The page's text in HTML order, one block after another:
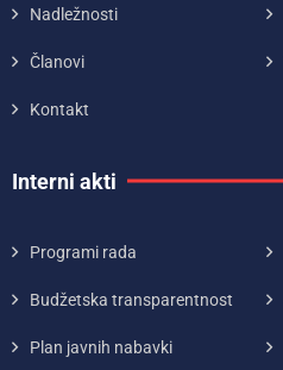
Nadležnosti
Članovi
Kontakt
Interni akti
Programi rada
Budžetska transparentnost
Plan javnih nabavki